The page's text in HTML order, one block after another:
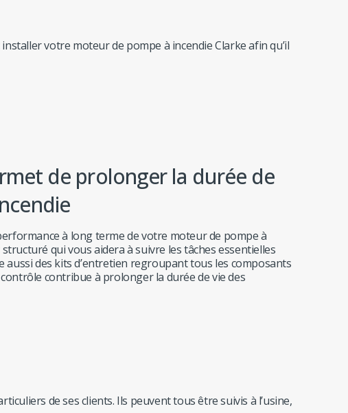
votre moteur de pompe à incendie Clarke afin qu’il
de prolonger la durée de
à long terme de votre moteur de pompe à
qui vous aidera à suivre les tâches essentielles
aussi des kits d’entretien regroupant tous les composants
contribue à prolonger la durée de vie des
de ses clients. Ils peuvent tous être suivis à l’usine,